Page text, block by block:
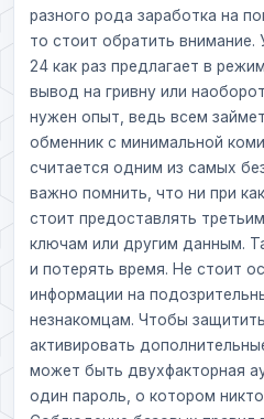
разного рода заработка на
то стоит обратить внимание.
24 как раз предлагает в
вывод на гривну или
нужен опыт, ведь всем
обменник с минимальной
считается одним из самых
важно помнить, что ни при
стоит предоставлять
ключам или другим данным.
и потерять время. Не стоит
информации на
незнакомцам. Чтобы
активировать
может быть двухфакторная
один пароль, о котором